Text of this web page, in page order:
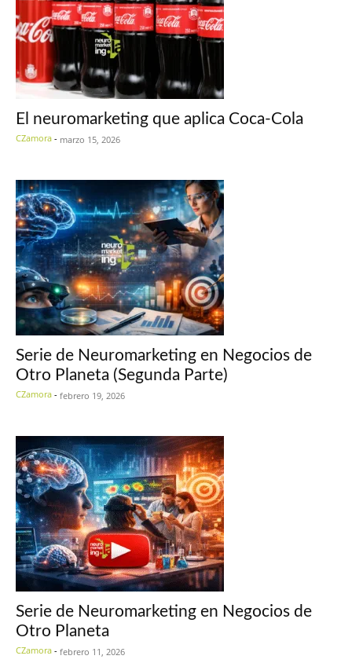
El neuromarketing que aplica Coca-Cola
CZamora - marzo 15, 2026
Serie de Neuromarketing en Negocios de
Otro Planeta (Segunda Parte)
CZamora - febrero 19, 2026
Serie de Neuromarketing en Negocios de
Otro Planeta
CZamora - febrero 11, 2026